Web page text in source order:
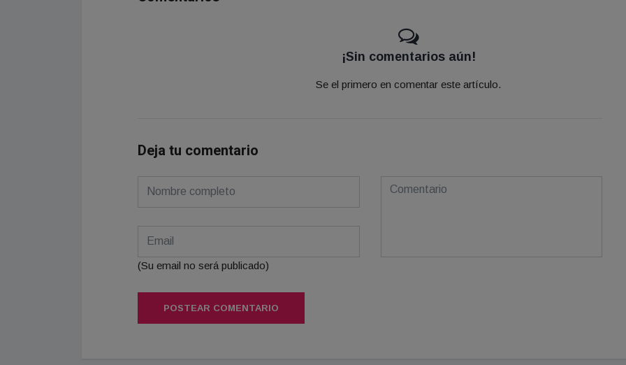
¡Sin comentarios aún!
Se el primero en comentar este artículo.
Deja tu comentario
(Su email no será publicado)
POSTEAR COMENTARIO